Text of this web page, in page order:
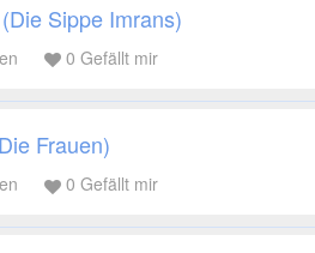
Sippe Imrans)
0 Gefällt mir
Frauen)
0 Gefällt mir